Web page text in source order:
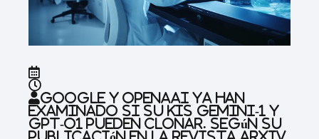
Google y OpenAai ya han
examinado si su Kis Gemini-1 y
GPT-O1 pueden clonar. Según su
publicación en la revista ARXIV